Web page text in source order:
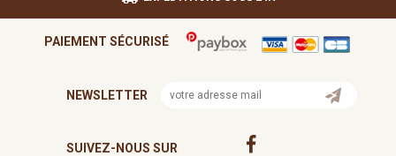
PAIEMENT SÉCURISÉ
NEWSLETTER
SUIVEZ-NOUS SUR